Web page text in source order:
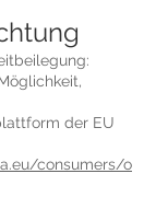
der EU
consumers/o